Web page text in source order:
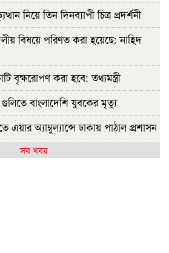
নিয়ে তিন দিনব্যাপী চিত্র প্রদর্শনী
দলীয় বিষয়ে পরিণত করা হয়েছে: নাহিদ
বৃক্ষরোপণ করা হবে: তথ্যমন্ত্রী
বাংলাদেশি যুবকের মৃত্যু
এয়ার অ্যাম্বুল্যান্সে ঢাকায় পাঠাল প্রশাসন
ফল প্রকাশ, যেভাবে জানবেন
সব খবর